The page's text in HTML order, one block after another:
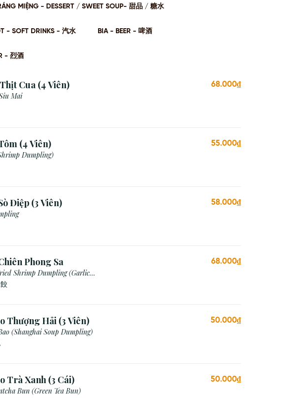
MIỆNG - DESSERT / SWEET SOUP- 甜品 / 糖⽔
- SOFT DRINKS - 汽⽔ BIA - BEER - 啤酒
- 烈酒
Cua (4 Viên)
Mai
68.000₫
(4 Viên)
Dumpling)
55.000₫
Điệp (3 Viên) 58.000₫
Phong Sa
Shrimp Dumpling (Garlic
68.000₫
Thượng Hải (3 Viên)
(Shanghai Soup Dumpling)
50.000₫
Trà Xanh (3 Cái)
Bun (Green Tea Bun)
50.000₫